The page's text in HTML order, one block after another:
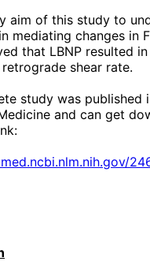
aim of this study to
mediating changes in
that LBNP resulted
shear rate.
study was published
and can get